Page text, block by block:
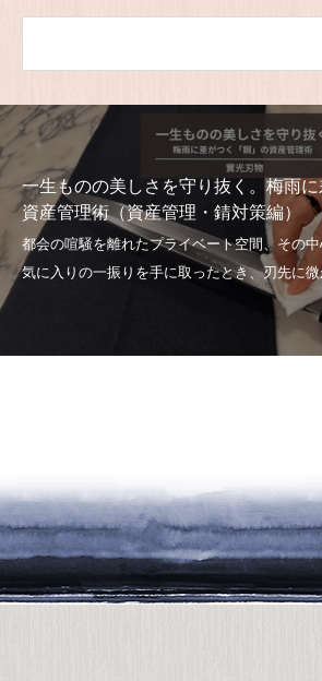
一生ものの美しさを守り抜く。梅雨
資産管理術（資産管理・錆対策編）